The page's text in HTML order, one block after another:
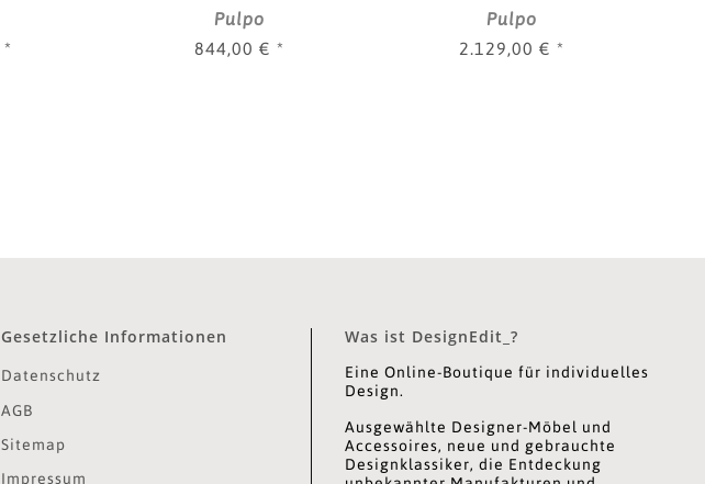
*
Pulpo
844,00 € *
Pulpo
2.129,00 € *
Gesetzliche Informationen
Datenschutz
AGB
Sitemap
Impressum
Was ist DesignEdit_?
Eine Online-Boutique für individuelles
Design.
Ausgewählte Designer-Möbel und
Accessoires, neue und gebrauchte
Designklassiker, die Entdeckung